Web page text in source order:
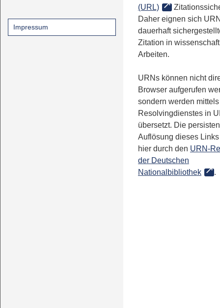
Impressum
(URL)
Daher eignen sich
dauerhaft
Zitation in
Arbeiten.
URNs können nicht
Browser aufgerufen
sondern werden
Resolvingdienstes in
übersetzt. Die
Auflösung dieses
hier durch den URN-
der Deutschen
Nationalbibliothek
.